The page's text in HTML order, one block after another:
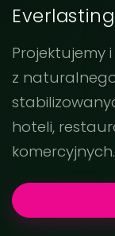
Projektujemy
z
hoteli,
komercyjnych.